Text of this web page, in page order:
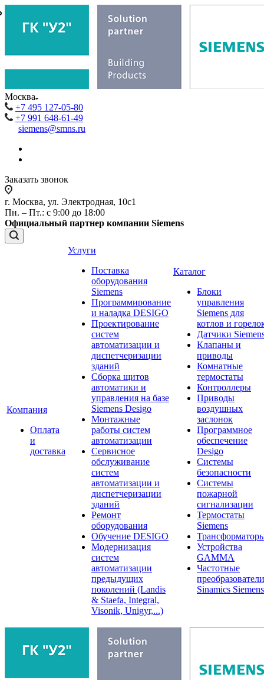
Москва
+7 495 127-05-80
+7 991 648-61-49
siemens@smns.ru
Заказать звонок
г. Москва, ул. Электродная, 10с1
Пн. – Пт.: с 9:00 до 18:00
Официальный партнер компании Siemens
Компания
Оплата
и
доставка
Услуги
Поставка
оборудования
Siemens
Программирование
и наладка DESIGO
Проектирование
систем
автоматизации и
диспетчеризации
зданий
Сборка щитов
автоматики и
управления на базе
Siemens Desigo
Монтажные
работы систем
автоматизации
Сервисное
обслуживание
систем
автоматизации и
диспетчеризации
зданий
Ремонт
оборудования
Обучение DESIGO
Модернизация
систем
автоматизации
предыдущих
поколений (Landis
& Staefa, Integral,
Visonik, Unigyr,...)
Каталог
Блоки
управления
Siemens для
котлов и
Датчики
Клапаны и
приводы
Комнатные
термостаты
Контроллеры
Приводы
воздушных
заслонок
Программное
обеспечение
Desigo
Системы
безопасности
Системы
пожарной
сигнализации
Термостаты
Siemens
Устройства
GAMMA
Частотные
преобразователи
Sinamics Siemens